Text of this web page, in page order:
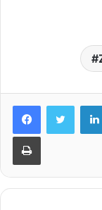
Yazdır